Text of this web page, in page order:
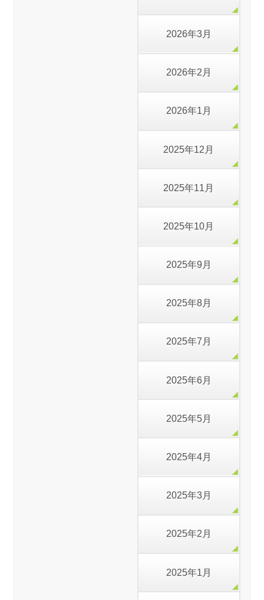
2026年3月
2026年2月
2026年1月
2025年12月
2025年11月
2025年10月
2025年9月
2025年8月
2025年7月
2025年6月
2025年5月
2025年4月
2025年3月
2025年2月
2025年1月